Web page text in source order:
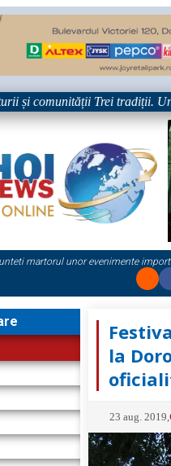
Trei tradiții. Un
martorul unor evenimente
la
23 aug. 2019 ,